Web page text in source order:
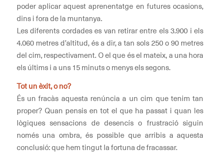
poder aplicar aquest aprenentatge en futures ocasions,
dins i fora de la muntanya.
Les diferents cordades es van retirar entre els 3.900 i els
4.060 metres d’altitud, és a dir, a tan sols 250 o 90 metres
del cim, respectivament. O el que és el mateix, a una hora
els últims i a uns 15 minuts o menys els segons.
Tot un èxit, o no?
És un fracàs aquesta renúncia a un cim que tenim tan
proper? Quan pensis en tot el que ha passat i quan les
lògiques sensacions de desencís o frustració siguin
només una ombra, és possible que arribis a aquesta
conclusió: que hem tingut la fortuna de fracassar.